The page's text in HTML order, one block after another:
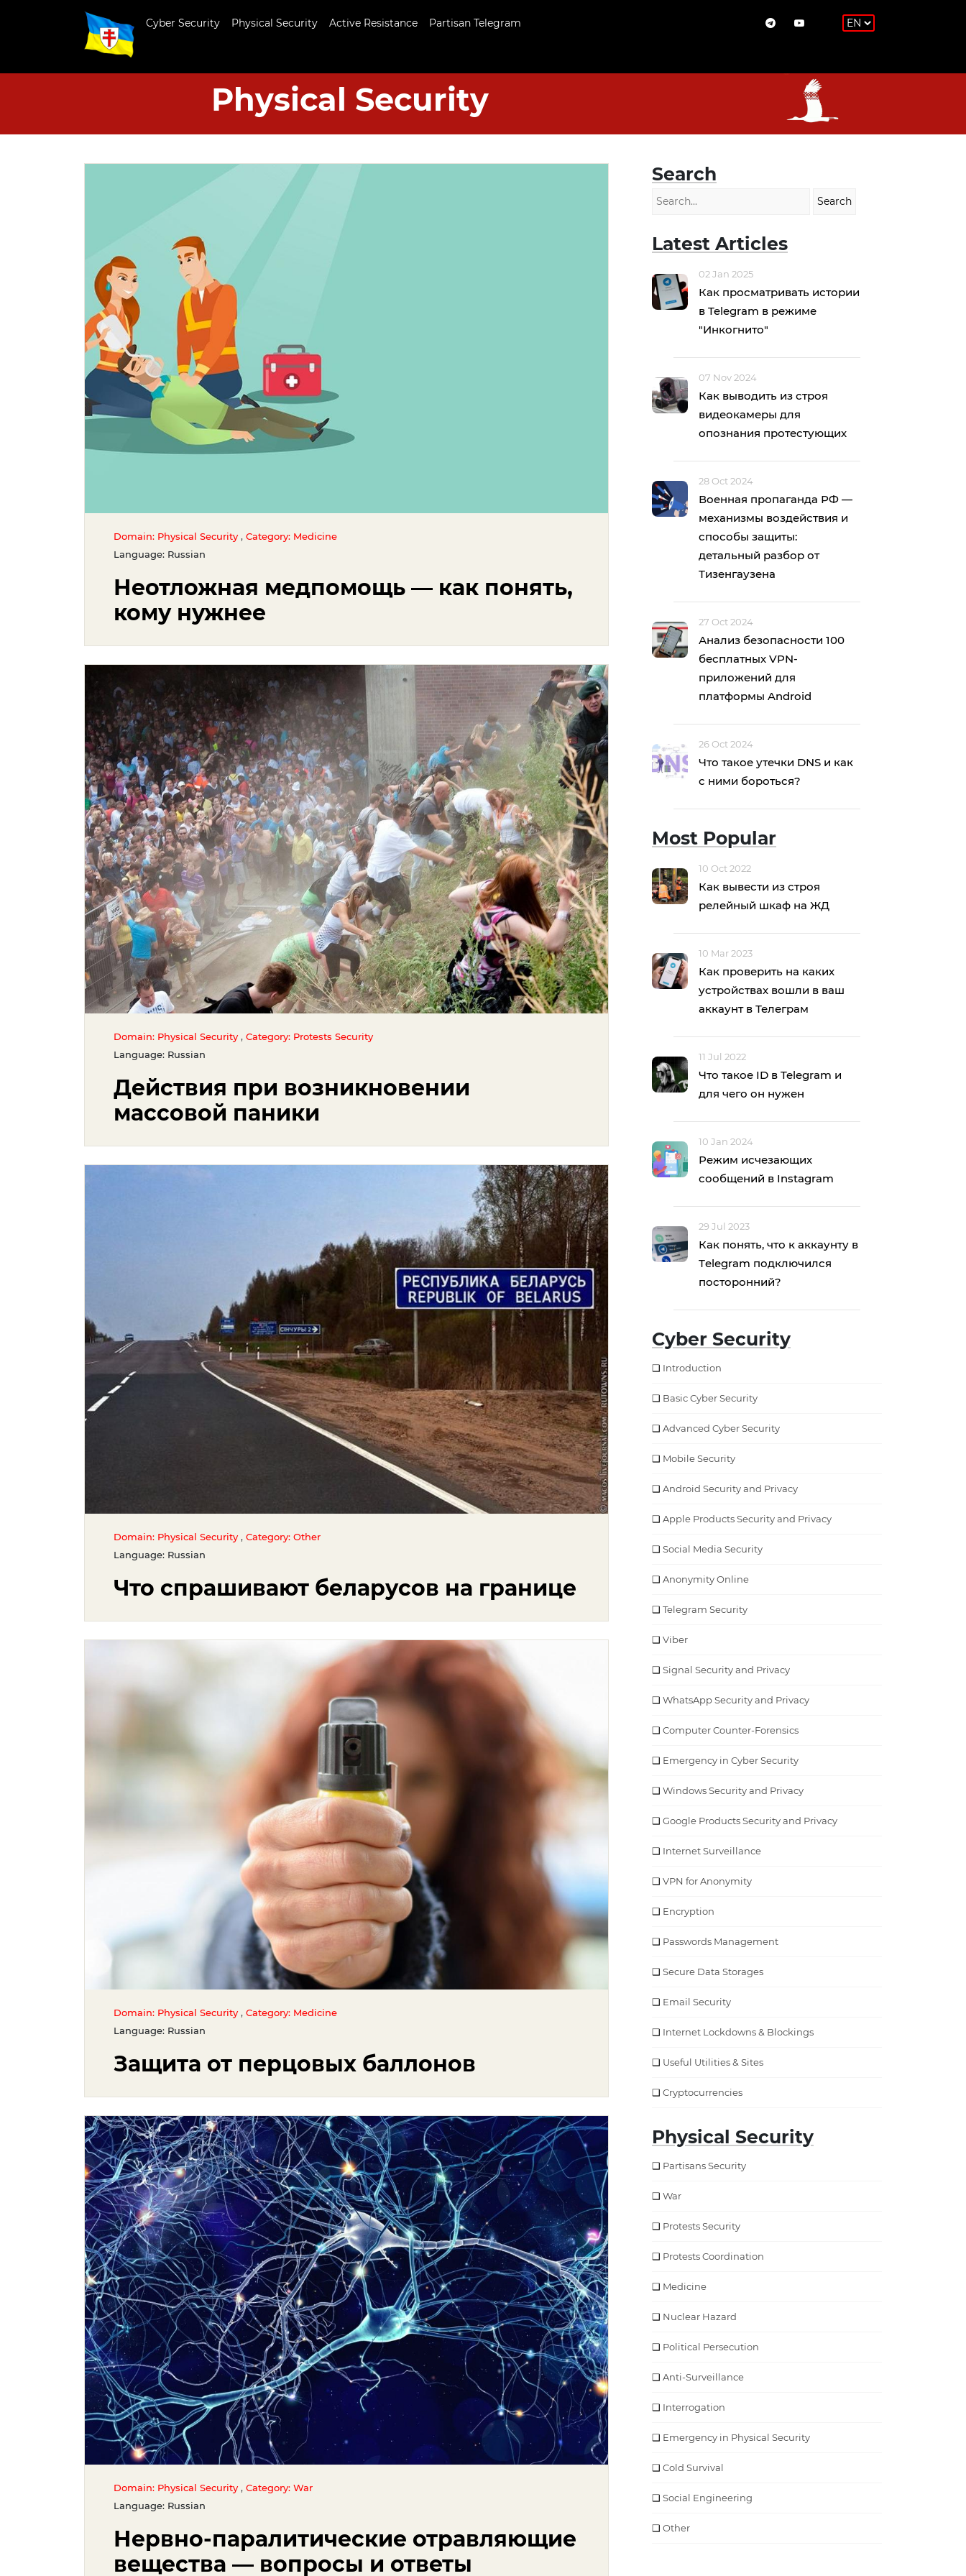
Cyber Security Physical Security Active Resistance Partisan Telegram
Physical Security
Domain: Physical Security , Category: Medicine
Language: Russian
Неотложная медпомощь — как понять,
кому нужнее
Domain: Physical Security , Category: Protests Security
Language: Russian
Действия при возникновении
массовой паники
Domain: Physical Security , Category: Other
Language: Russian
Что спрашивают беларусов на границе
Domain: Physical Security , Category: Medicine
Language: Russian
Защита от перцовых баллонов
Domain: Physical Security , Category: War
Language: Russian
Нервно-паралитические отравляющие
вещества — вопросы и ответы
Search
Latest Articles
02 Jan 2025
Как просматривать истории
в Telegram в режиме
"Инкогнито"
07 Nov 2024
Как выводить из строя
видеокамеры для
опознания протестующих
28 Oct 2024
Военная пропаганда РФ —
механизмы воздействия и
способы защиты:
детальный разбор от
Тизенгаузена
27 Oct 2024
Анализ безопасности 100
бесплатных VPN-
приложений для
платформы Android
26 Oct 2024
Что такое утечки DNS и как
с ними бороться?
Most Popular
10 Oct 2022
Как вывести из строя
релейный шкаф на ЖД
10 Mar 2023
Как проверить на каких
устройствах вошли в ваш
аккаунт в Телеграм
11 Jul 2022
Что такое ID в Telegram и
для чего он нужен
10 Jan 2024
Режим исчезающих
сообщений в Instagram
29 Jul 2023
Как понять, что к аккаунту в
Тelegram подключился
посторонний?
Cyber Security
Introduction
Basic Cyber Security
Advanced Cyber Security
Mobile Security
Android Security and Privacy
Apple Products Security and Privacy
Social Media Security
Anonymity Online
Telegram Security
Viber
Signal Security and Privacy
WhatsApp Security and Privacy
Computer Counter-Forensics
Emergency in Cyber Security
Windows Security and Privacy
Google Products Security and Privacy
Internet Surveillance
VPN for Anonymity
Encryption
Passwords Management
Secure Data Storages
Email Security
Internet Lockdowns & Blockings
Useful Utilities & Sites
Cryptocurrencies
Physical Security
Partisans Security
War
Protests Security
Protests Coordination
Medicine
Nuclear Hazard
Political Persecution
Anti-Surveillance
Interrogation
Emergency in Physical Security
Cold Survival
Social Engineering
Other